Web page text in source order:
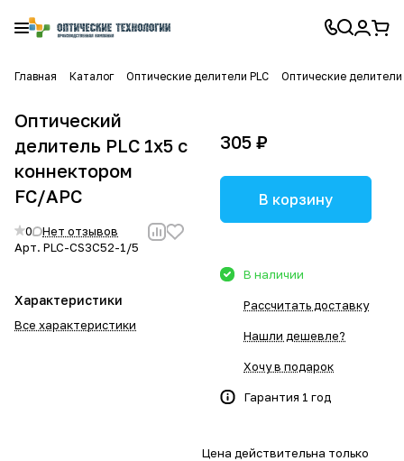
Главная Каталог Оптические делители PLC Оптические делители
Оптический
делитель PLC 1x5 с
коннектором
FC/APC
0
Нет отзывов
Арт. PLC-CS3C52-1/5
Характеристики
Все характеристики
305 ₽
В корзину
В наличии
Рассчитать доставку
Нашли дешевле?
Хочу в подарок
Гарантия 1 год
Цена действительна только